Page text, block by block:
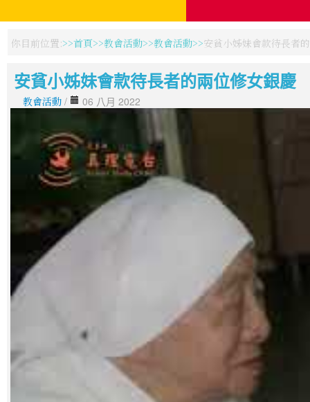
你目前位置: 首頁 教會活動 教會活動 安貧小姊妹會款待長者
安貧小姊妹會款待長者的兩位修女銀慶
教會活動 / 06 八月 2022